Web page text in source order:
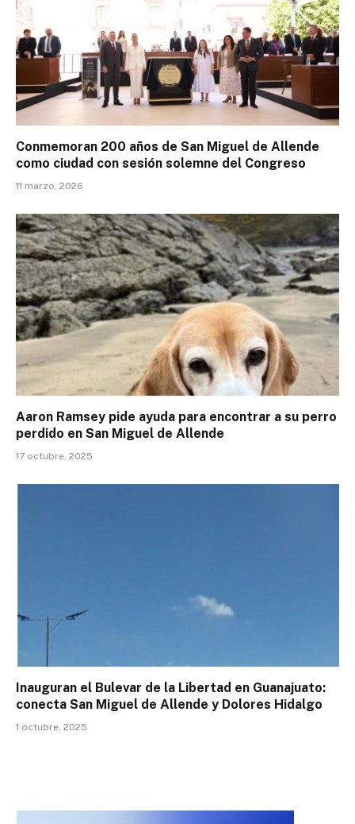
Conmemoran 200 años de San Miguel de Allende
como ciudad con sesión solemne del Congreso
11 marzo, 2026
Aaron Ramsey pide ayuda para encontrar a su perro
perdido en San Miguel de Allende
17 octubre, 2025
Inauguran el Bulevar de la Libertad en Guanajuato:
conecta San Miguel de Allende y Dolores Hidalgo
1 octubre, 2025